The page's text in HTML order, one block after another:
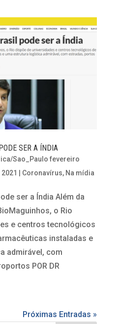
SER A ÍNDIA
Sao_Paulo fevereiro
Coronavírus, Na mídia
ser a Índia Além da
o Rio
e centros tecnológicos
instaladas e
admirável, com
POR DR
Próximas Entradas »